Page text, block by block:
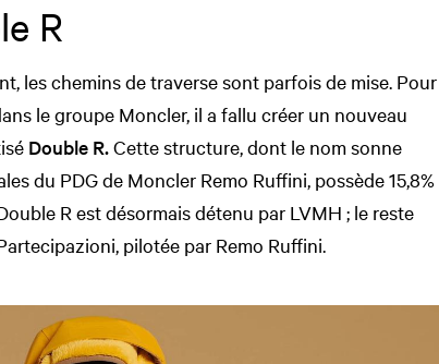
R
les chemins de traverse sont parfois de mise. Pour
le groupe Moncler, il a fallu créer un nouveau
Double R. Cette structure, dont le nom sonne
du PDG de Moncler Remo Ruffini, possède 15,8%
R est désormais détenu par LVMH ; le reste
pilotée par Remo Ruffini.